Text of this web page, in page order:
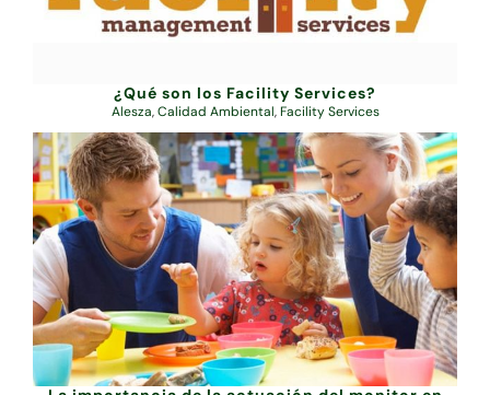
¿Qué son los Facility Services?
Alesza,Calidad Ambiental,Facility Services